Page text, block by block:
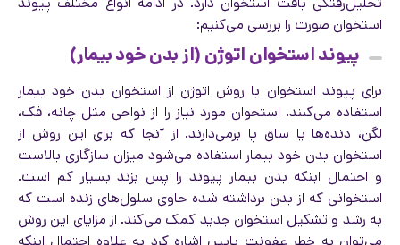
استخوان صورت را بررسی می‌کنیم:
پیوند استخوان اتوژن (از بدن خود بیمار)
برای پیوند استخوان با روش اتوژن از استخوان بدن خود بیمار
استفاده می‌کنند. استخوان مورد نیاز را از نواحی مثل چانه، فک،
لگن، دنده‌ها یا ساق پا برمی‌دارند. از آنجا که برای این روش از
استخوان بدن خود بیمار استفاده می‌شود میزان سازگاری بالاست
و احتمال اینکه بدن بیمار پیوند را پس بزند بسیار کم است.
استخوانی که از بدن برداشته شده حاوی سلول‌های زنده است که
به رشد و تشکیل استخوان جدید کمک می‌کند. از مزایای این روش